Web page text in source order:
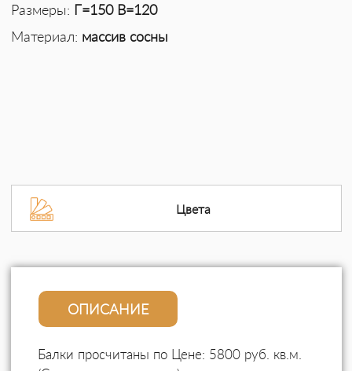
Размеры: Г=150 В=120
Материал: массив сосны
Цвета
ОПИСАНИЕ
Балки просчитаны по Цене: 5800 руб. кв.м.